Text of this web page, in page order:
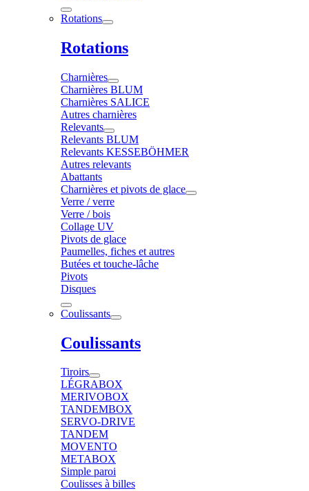
Rotations
Rotations
Charnières
Charnières BLUM
Charnières SALICE
Autres charnières
Relevants
Relevants BLUM
Relevants KESSEBÖHMER
Autres relevants
Abattants
Charnières et pivots de glace
Verre / verre
Verre / bois
Collage UV
Pivots de glace
Paumelles, fiches et autres
Butées et touche-lâche
Pivots
Disques
Coulissants
Coulissants
Tiroirs
LÉGRABOX
MERIVOBOX
TANDEMBOX
SERVO-DRIVE
TANDEM
MOVENTO
METABOX
Simple paroi
Coulisses à billes